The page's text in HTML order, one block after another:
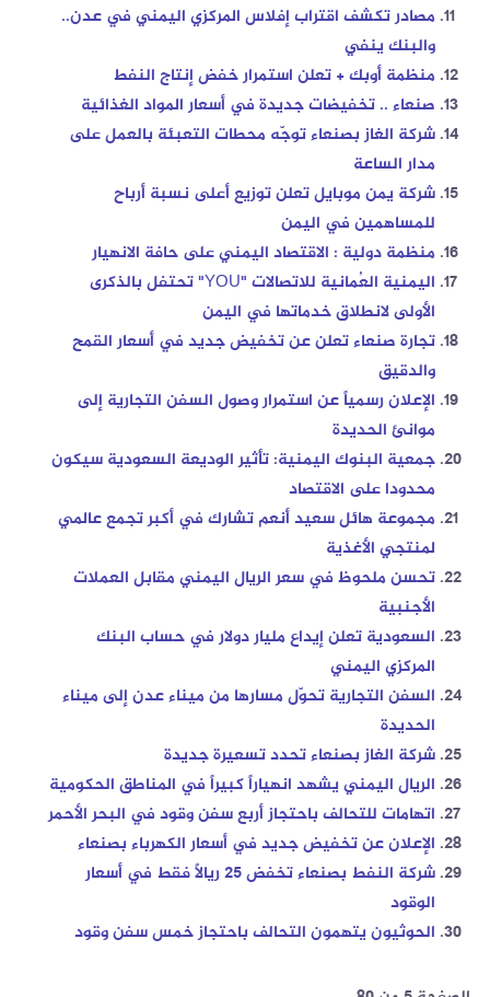
مصادر تكشف اقتراب إفلاس المركزي اليمني في عدن..
والبنك ينفي
منظمة أوبك + تعلن استمرار خفض إنتاج النفط
صنعاء .. تخفيضات جديدة في أسعار المواد الغذائية
شركة الغاز بصنعاء توجّه محطات التعبئة بالعمل على
مدار الساعة
شركة يمن موبايل تعلن توزيع أعلى نسبة أرباح
للمساهمين في اليمن
منظمة دولية : الاقتصاد اليمني على حافة الانهيار
اليمنية العُمانية للاتصالات "YOU" تحتفل بالذكرى
الأولى لانطلاق خدماتها في اليمن
تجارة صنعاء تعلن عن تخفيض جديد في أسعار القمح
والدقيق
الإعلان رسمياً عن استمرار وصول السفن التجارية إلى
موانئ الحديدة
جمعية البنوك اليمنية: تأثير الوديعة السعودية سيكون
محدودا على الاقتصاد
مجموعة هائل سعيد أنعم تشارك في أكبر تجمع عالمي
لمنتجي الأغذية
تحسن ملحوظ في سعر الريال اليمني مقابل العملات
الأجنبية
السعودية تعلن إيداع مليار دولار في حساب البنك
المركزي اليمني
السفن التجارية تحوّل مسارها من ميناء عدن إلى ميناء
الحديدة
شركة الغاز بصنعاء تحدد تسعيرة جديدة
الريال اليمني يشهد انهياراً كبيراً في المناطق الحكومية
اتهامات للتحالف باحتجاز أربع سفن وقود في البحر الأحمر
الإعلان عن تخفيض جديد في أسعار الكهرباء بصنعاء
شركة النفط بصنعاء تخفض 25 ريالاً فقط في أسعار
الوقود
الحوثيون يتهمون التحالف باحتجاز خمس سفن وقود